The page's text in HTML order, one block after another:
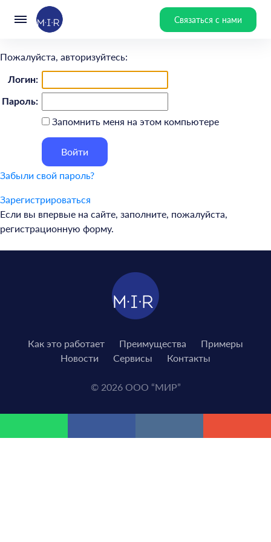
Связаться с нами
Пожалуйста, авторизуйтесь:
Логин:
Пароль:
Запомнить меня на этом компьютере
Забыли свой пароль?
Зарегистрироваться
Если вы впервые на сайте, заполните, пожалуйста,
регистрационную форму.
Как это работает Преимущества
Примеры
Новости
Сервисы Контакты
© 2026 ООО “МИР”